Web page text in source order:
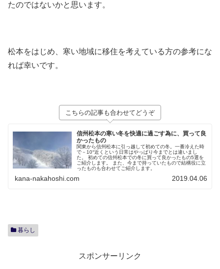
たのではないかと思います。
松本をはじめ、寒い地域に移住を考えている方の参考にな
れば幸いです。
こちらの記事も合わせてどうぞ
信州松本の寒い冬を快適に過ごす為に、買って良
かったもの
関東から信州松本に引っ越して初めての冬。一番冷えた時
で－10°近くという日常はやっぱり今までとは違いまし
た。 初めての信州松本での冬に買って良かったもの5選を
ご紹介します。 また、今まで持っていたもので結構役に立
ったものも合わせてご紹介します。
kana-nakahoshi.com 2019.04.06
暮らし
スポンサーリンク